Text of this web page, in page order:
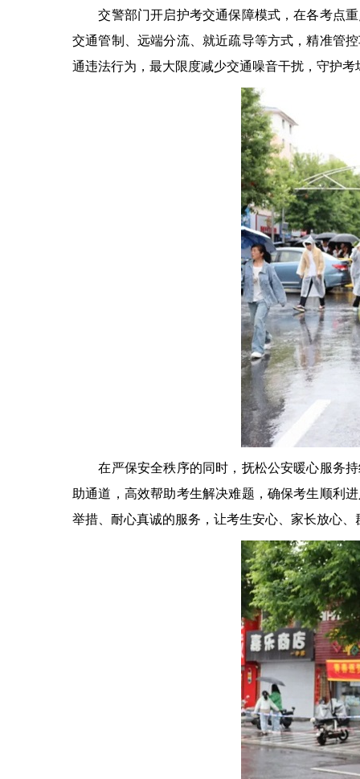
交警部门开启护考交通保障模式，在各考点重
交通管制、远端分流、就近疏导等方式，精准管
通违法行为，最大限度减少交通噪音干扰，守护考
在严保安全秩序的同时，抚松公安暖心服务持
助通道，高效帮助考生解决难题，确保考生顺利
举措、耐心真诚的服务，让考生安心、家长放心、